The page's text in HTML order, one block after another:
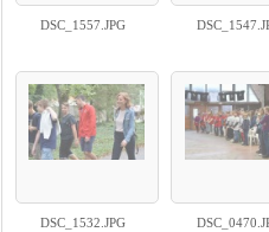
DSC_1557.JPG
DSC_1532.JPG